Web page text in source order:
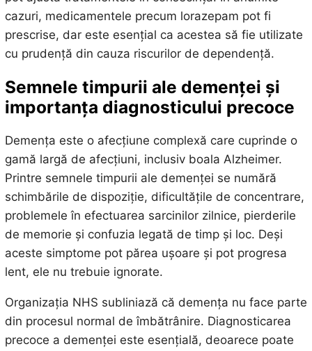
cazuri, medicamentele precum lorazepam pot fi
prescrise, dar este esențial ca acestea să fie utilizate
cu prudență din cauza riscurilor de dependență.
Semnele timpurii ale demenței și
importanța diagnosticului precoce
Demența este o afecțiune complexă care cuprinde o
gamă largă de afecțiuni, inclusiv boala Alzheimer.
Printre semnele timpurii ale demenței se numără
schimbările de dispoziție, dificultățile de concentrare,
problemele în efectuarea sarcinilor zilnice, pierderile
de memorie și confuzia legată de timp și loc. Deși
aceste simptome pot părea ușoare și pot progresa
lent, ele nu trebuie ignorate.
Organizația NHS subliniază că demența nu face parte
din procesul normal de îmbătrânire. Diagnosticarea
precoce a demenței este esențială, deoarece poate